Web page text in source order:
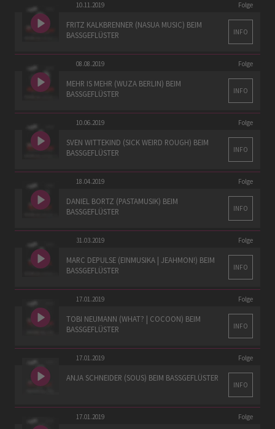
10.11.2019 Folge
FRITZ KALKBRENNER (NASUA MUSIC) BEIM
BASSGEFLÜSTER
INFO
08.08.2019 Folge
MEHR IS MEHR (WUZA BERLIN) BEIM
BASSGEFLÜSTER
INFO
10.06.2019 Folge
SVEN WITTEKIND (SICK WEIRD ROUGH) BEIM
BASSGEFLÜSTER
INFO
18.04.2019 Folge
DANIEL BORTZ (PASTAMUSIK) BEIM
BASSGEFLÜSTER
INFO
31.03.2019 Folge
MARC DEPULSE (EINMUSIKA | JEAHMON!) BEIM
BASSGEFLÜSTER
INFO
17.01.2019 Folge
TOBI NEUMANN (WHAT? | COCOON) BEIM
BASSGEFLÜSTER
INFO
17.01.2019 Folge
ANJA SCHNEIDER (SOUS) BEIM BASSGEFLÜSTER
INFO
17.01.2019 Folge